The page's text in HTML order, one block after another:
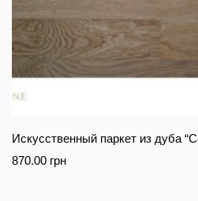
Искусственный паркет из дуба
870.00 грн